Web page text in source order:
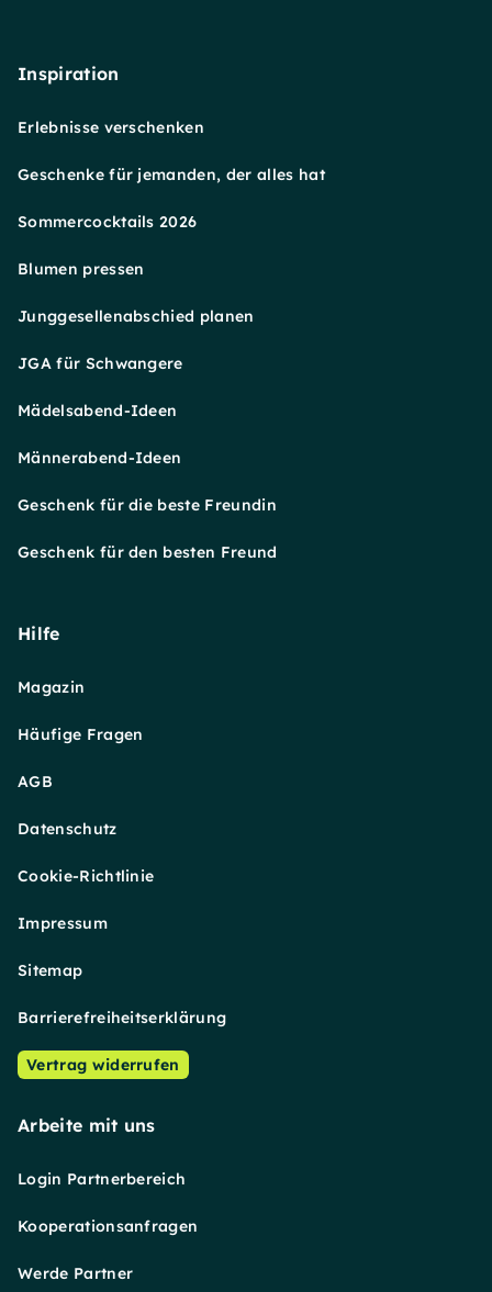
Inspiration
Erlebnisse verschenken
Geschenke für jemanden, der alles hat
Sommercocktails 2026
Blumen pressen
Junggesellenabschied planen
JGA für Schwangere
Mädelsabend-Ideen
Männerabend-Ideen
Geschenk für die beste Freundin
Geschenk für den besten Freund
Hilfe
Magazin
Häufige Fragen
AGB
Datenschutz
Cookie-Richtlinie
Impressum
Sitemap
Barrierefreiheitserklärung
Vertrag widerrufen
Arbeite mit uns
Login Partnerbereich
Kooperationsanfragen
Werde Partner